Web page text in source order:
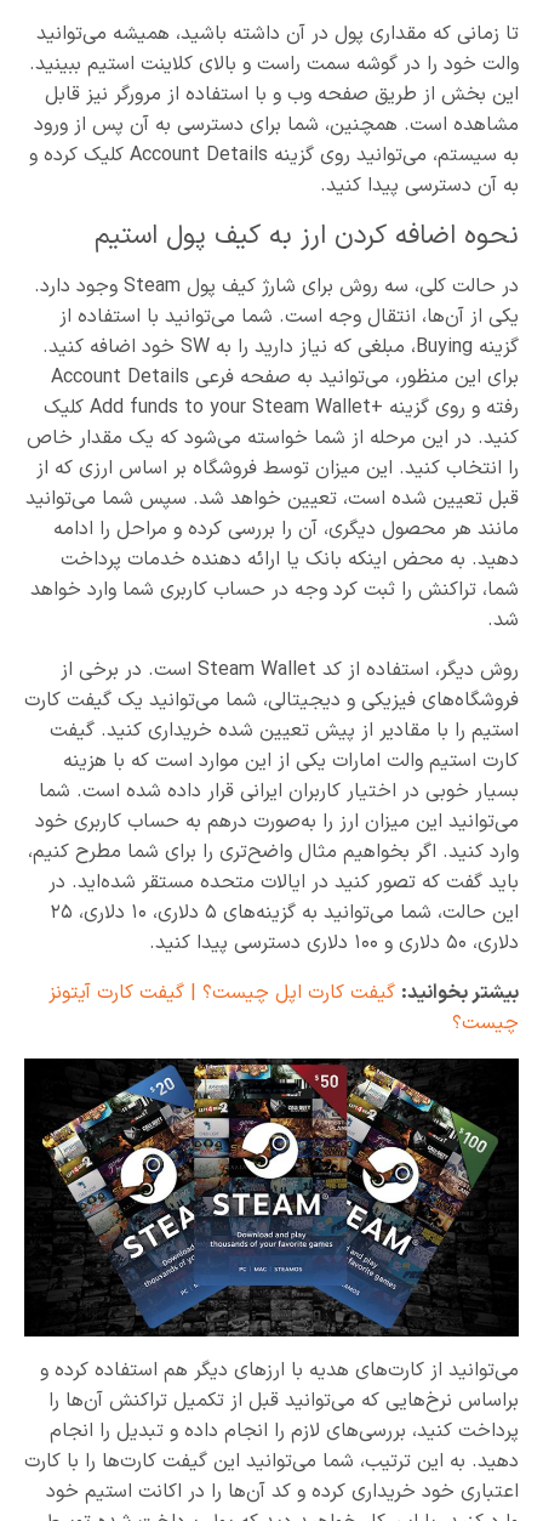
تا زمانی که مقداری پول در آن داشته باشید، همیشه می‌توانید
والت خود را در گوشه سمت راست و بالای کلاینت استیم ببینید.
این بخش از طریق صفحه وب و با استفاده از مرورگر نیز قابل
مشاهده است. همچنین، شما برای دسترسی به آن پس از ورود
به سیستم، می‌توانید روی گزینه Account Details کلیک کرده و
به آن دسترسی پیدا کنید.
نحوه اضافه کردن ارز به کیف پول استیم
در حالت کلی، سه روش برای شارژ کیف پول Steam وجود دارد.
یکی از آن‌ها، انتقال وجه است. شما می‌توانید با استفاده از
گزینه Buying، مبلغی که نیاز دارید را به SW خود اضافه کنید.
برای این منظور، می‌توانید به صفحه فرعی Account Details
رفته و روی گزینه +Add funds to your Steam Wallet کلیک
کنید. در این مرحله از شما خواسته می‌شود که یک مقدار خاص
را انتخاب کنید. این میزان توسط فروشگاه بر اساس ارزی که از
قبل تعیین شده است، تعیین خواهد شد. سپس شما می‌توانید
مانند هر محصول دیگری، آن را بررسی کرده و مراحل را ادامه
دهید. به محض اینکه بانک یا ارائه دهنده خدمات پرداخت
شما، تراکنش را ثبت کرد وجه در حساب کاربری شما وارد خواهد
شد.
روش دیگر، استفاده از کد Steam Wallet است. در برخی از
فروشگاه‌های فیزیکی و دیجیتالی، شما می‌توانید یک گیفت کارت
استیم را با مقادیر از پیش تعیین شده خریداری کنید. گیفت
کارت استیم والت امارات یکی از این موارد است که با هزینه
بسیار خوبی در اختیار کاربران ایرانی قرار داده شده است. شما
می‌توانید این میزان ارز را به‌صورت درهم به حساب کاربری خود
وارد کنید. اگر بخواهیم مثال واضح‌تری را برای شما مطرح کنیم،
باید گفت که تصور کنید در ایالات متحده مستقر شده‌اید. در
این حالت، شما می‌توانید به گزینه‌های ۵ دلاری، ۱۰ دلاری، ۲۵
دلاری، ۵۰ دلاری و ۱۰۰ دلاری دسترسی پیدا کنید.
بیشتر بخوانید: گیفت کارت اپل چیست؟ | گیفت کارت آیتونز
چیست؟
می‌توانید از کارت‌های هدیه با ارزهای دیگر هم استفاده کرده و
براساس نرخ‌هایی که می‌توانید قبل از تکمیل تراکنش آن‌ها را
پرداخت کنید، بررسی‌های لازم را انجام داده و تبدیل را انجام
دهید. به این ترتیب، شما می‌توانید این گیفت کارت‌ها را با کارت
اعتباری خود خریداری کرده و کد آن‌ها را در اکانت استیم خود